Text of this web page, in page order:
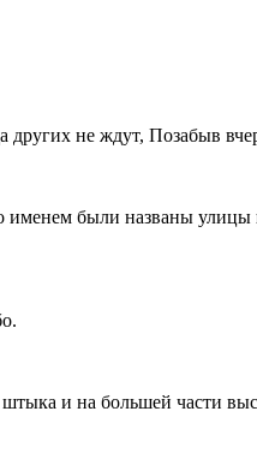
других не ждут, Позабыв
именем были названы
и на большей части